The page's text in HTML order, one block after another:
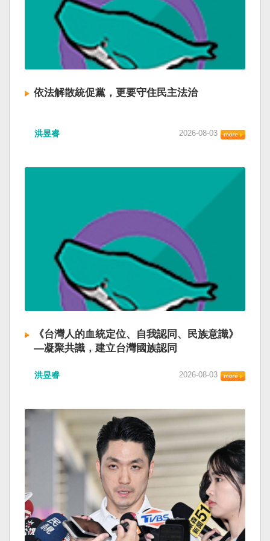
依法解散統促黨，更要守住民主法治
洪昱睿 2026-08-03
《台灣人的血統定位、自我認同、民族意識》
—凝聚共識，建立台灣國族認同
洪昱睿 2026-08-03